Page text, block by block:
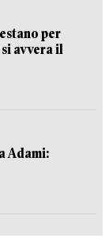
per
avvera il
Adami: